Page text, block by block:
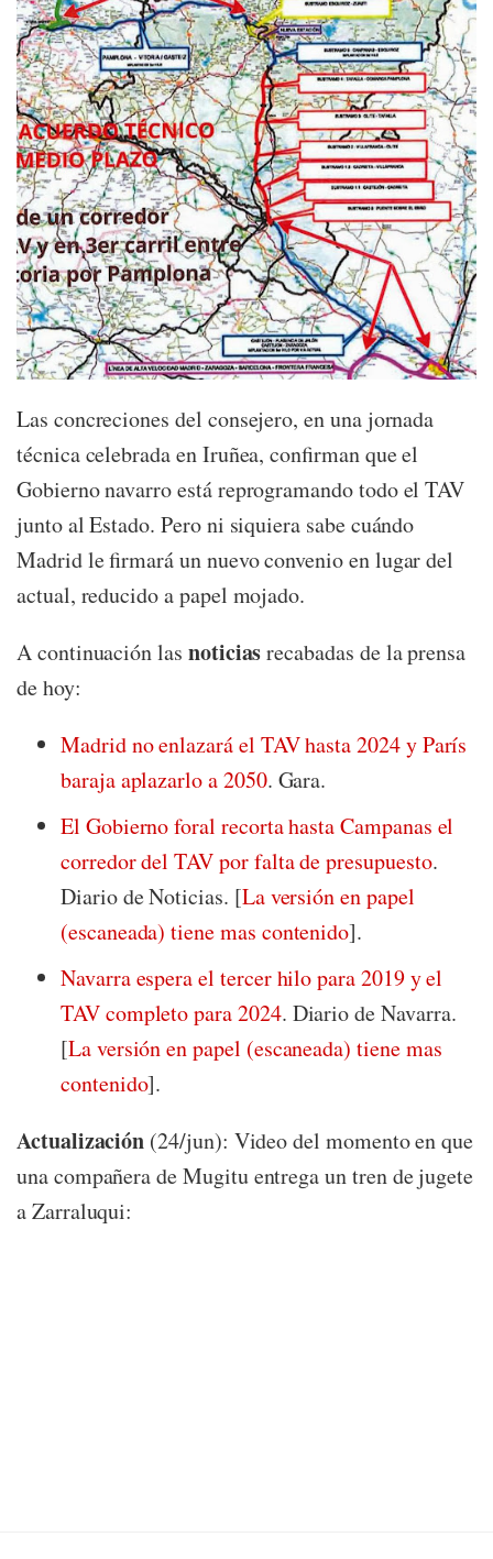
Las concreciones del consejero, en una jornada
técnica celebrada en Iruñea, confirman que el
Gobierno navarro está reprogramando todo el TAV
junto al Estado. Pero ni siquiera sabe cuándo
Madrid le firmará un nuevo convenio en lugar del
actual, reducido a papel mojado.
A continuación las noticiasrecabadas de la prensa
de hoy:
Madrid no enlazará el TAV hasta 2024 y París
baraja aplazarlo a 2050. Gara.
El Gobierno foral recorta hasta Campanas el
corredor del TAV por falta de presupuesto.
Diario de Noticias. [La versión en papel
(escaneada) tiene mas contenido].
Navarra espera el tercer hilo para 2019 y el
TAV completo para 2024. Diario de Navarra.
[La versión en papel (escaneada) tiene mas
contenido].
Actualización (24/jun): Video del momento en que
una compañera de Mugitu entrega un tren de jugete
a Zarraluqui: